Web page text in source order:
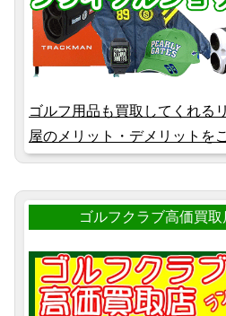
ゴルフ用品も買取してくれる
屋のメリット・デメリットを
ゴルフクラブ高価買取